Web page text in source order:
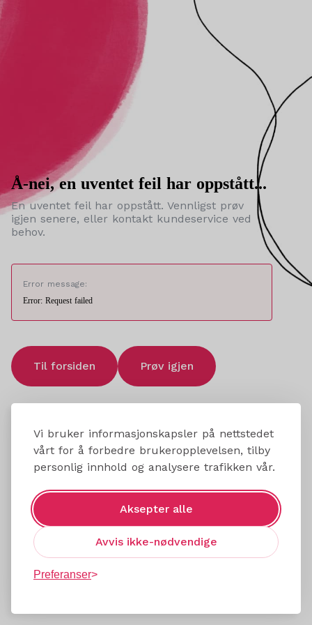
Vi bruker informasjonskapsler på nettstedet
vårt for å forbedre brukeropplevelsen, tilby
personlig innhold og analysere trafikken vår.
Aksepter alle
Avvis ikke-nødvendige
Preferanser
Å-nei, en uventet feil har oppstått...
En uventet feil har oppstått. Vennligst prøv
igjen senere, eller kontakt kundeservice ved
behov.
Error message:
Error: Request failed
Til forsiden Prøv igjen